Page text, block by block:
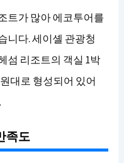
트가 많아 에코투어를
니다. 세이셸 관광청
섬 리조트의 객실 1박
대로 형성되어 있어
족도